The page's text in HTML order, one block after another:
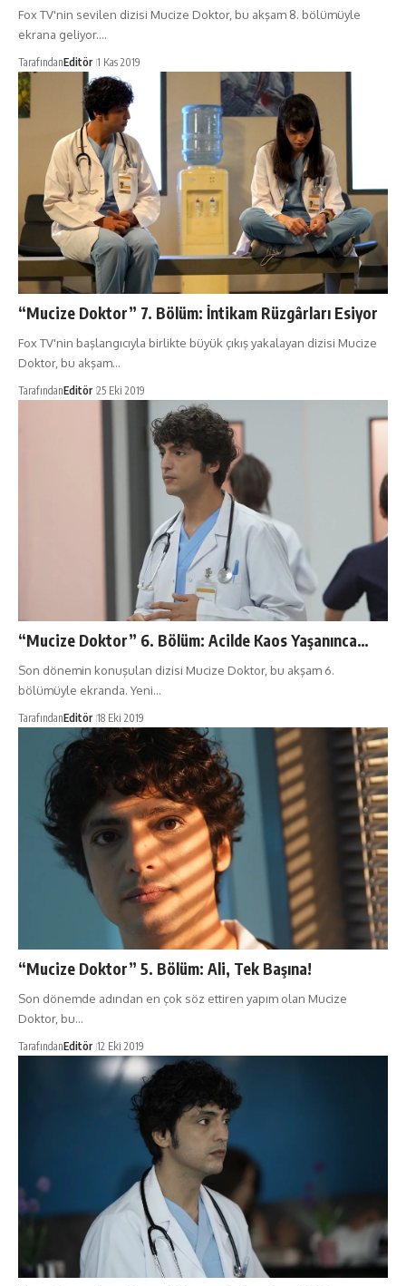
Fox TV'nin sevilen dizisi Mucize Doktor, bu akşam 8. bölümüyle
ekrana geliyor.…
TarafındanEditör 1 Kas 2019
“Mucize Doktor” 7. Bölüm: İntikam Rüzgârları Esiyor
Fox TV'nin başlangıcıyla birlikte büyük çıkış yakalayan dizisi Mucize
Doktor, bu akşam…
TarafındanEditör 25 Eki 2019
“Mucize Doktor” 6. Bölüm: Acilde Kaos Yaşanınca…
Son dönemin konuşulan dizisi Mucize Doktor, bu akşam 6.
bölümüyle ekranda. Yeni…
TarafındanEditör 18 Eki 2019
“Mucize Doktor” 5. Bölüm: Ali, Tek Başına!
Son dönemde adından en çok söz ettiren yapım olan Mucize
Doktor, bu…
TarafındanEditör 12 Eki 2019